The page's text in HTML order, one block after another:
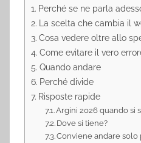
Perché se ne parla
La scelta che cambia il
Cosa vedere oltre allo
Come evitare il vero
Quando andare
Perché divide
Risposte rapide
Argini 2026 quando si
Dove si tiene?
Conviene andare solo